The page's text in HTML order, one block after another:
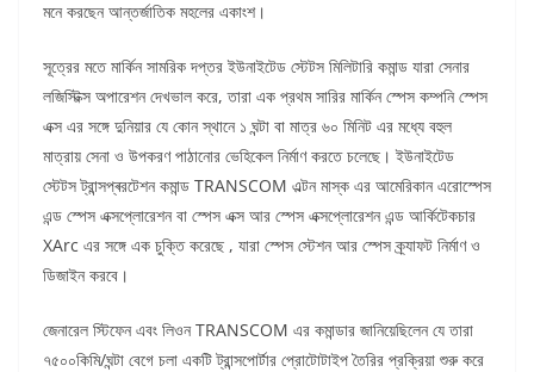
মনে করছেন আন্তর্জাতিক মহলের একাংশ।
সূত্রের মতে মার্কিন সামরিক দপ্তর ইউনাইটেড স্টেটস মিলিটারি কমান্ড যারা সেনার
লজিস্টিক্স অপারেশন দেখভাল করে, তারা এক প্রথম সারির মার্কিন স্পেস কম্পনি স্পেস
এক্স এর সঙ্গে দুনিয়ার যে কোন স্থানে ১ ঘন্টা বা মাত্র ৬০ মিনিট এর মধ্যে বহুল
মাত্রায় সেনা ও উপকরণ পাঠানোর ভেহিকেল নির্মাণ করতে চলেছে। ইউনাইটেড
স্টেটস ট্রান্সপ্ৰরটেশন কমান্ড TRANSCOM এল্টন মাস্ক এর আমেরিকান এরোস্পেস
এন্ড স্পেস এক্সপ্লোরেশন বা স্পেস এক্স আর স্পেস এক্সপ্লোরেশন এন্ড আর্কিটেকচার
XArc এর সঙ্গে এক চুক্তি করেছে , যারা স্পেস স্টেশন আর স্পেস ক্র্যাফট নির্মাণ ও
ডিজাইন করবে।
জেনারেল স্টিফেন এবং লিওন TRANSCOM এর কমান্ডার জানিয়েছিলেন যে তারা
৭৫০০কিমি/ঘন্টা বেগে চলা একটি ট্রান্সপোর্টার প্রোটোটাইপ তৈরির প্রক্রিয়া শুরু করে